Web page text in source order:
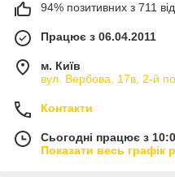
94% позитивних з 711
Працює з 06.04.2011
м. Київ
вул. Вербова, 17в, 2-й
Контакти
Сьогодні працює з
Показати весь графік